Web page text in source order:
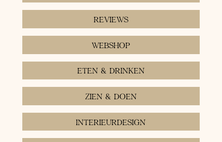
REVIEWS
WEBSHOP
ETEN & DRINKEN
ZIEN & DOEN
INTERIEURDESIGN